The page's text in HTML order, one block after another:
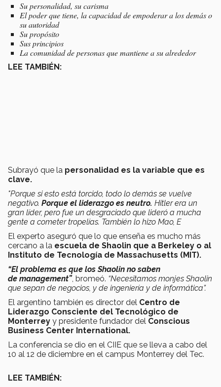
Su personalidad, su carisma
El poder que tiene, la capacidad de empoderar a los demás o
su autoridad
Su propósito
Sus principios
La comunidad de personas que mantiene a su alrededor
LEE TAMBIÉN:
Subrayó que la personalidad es la variable que es
clave.
"Porque si esto está torcido, todo lo demás se vuelve
negativo. Porque el liderazgo es neutro. Hitler era un
gran líder, pero fue un desgraciado que lideró a mucha
gente a cometer tropelías. También lo hizo Mao, E
El experto aseguró que lo que enseña es mucho más
cercano a la escuela de Shaolin que a Berkeley o al
Instituto de Tecnología de Massachusetts (MIT).
“El problema es que los Shaolin no saben
de management”, bromeó. “Necesitamos monjes Shaolin
que sepan de negocios, y de ingeniería y de informática”.
El argentino también es director del Centro de
Liderazgo Consciente del Tecnológico de
Monterrey y presidente fundador del Conscious
Business Center International.
La conferencia se dio en el CIIE que se lleva a cabo del
10 al 12 de diciembre en el campus Monterrey del Tec.
LEE TAMBIÉN: